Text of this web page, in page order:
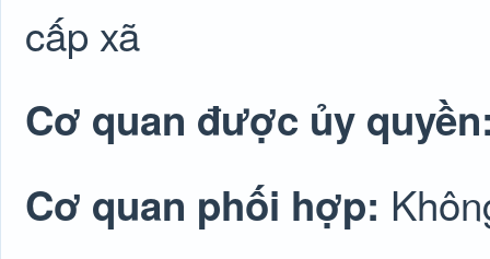
cấp xã
Cơ quan được ủy
Cơ quan phối hợp: